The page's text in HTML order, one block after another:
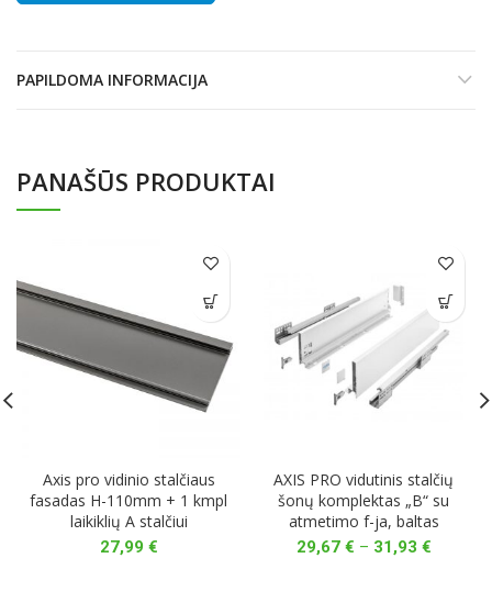
PAPILDOMA INFORMACIJA
PANAŠŪS PRODUKTAI
Axis pro vidinio stalčiaus
fasadas H-110mm + 1 kmpl
laikiklių A stalčiui
27,99 €
AXIS PRO vidutinis stalčių
šonų komplektas „B“ su
atmetimo f-ja, baltas
29,67 € – 31,93 €Price